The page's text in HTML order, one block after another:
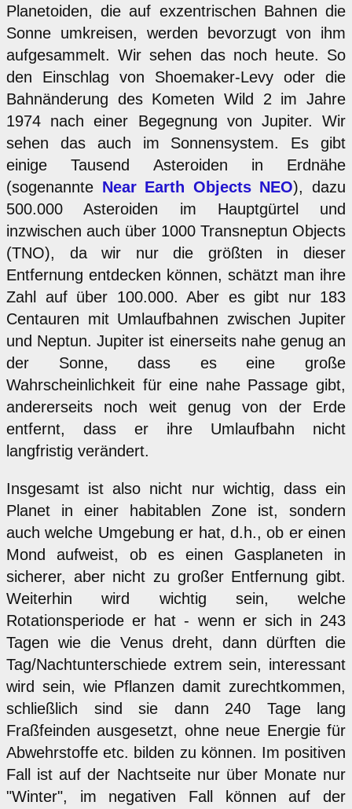
Planetoiden, die auf exzentrischen Bahnen die
Sonne umkreisen, werden bevorzugt von ihm
aufgesammelt. Wir sehen das noch heute. So
den Einschlag von Shoemaker-Levy oder die
Bahnänderung des Kometen Wild 2 im Jahre
1974 nach einer Begegnung von Jupiter. Wir
sehen das auch im Sonnensystem. Es gibt
einige Tausend Asteroiden in Erdnähe
(sogenannte Near Earth Objects NEO), dazu
500.000 Asteroiden im Hauptgürtel und
inzwischen auch über 1000 Transneptun Objects
(TNO), da wir nur die größten in dieser
Entfernung entdecken können, schätzt man ihre
Zahl auf über 100.000. Aber es gibt nur 183
Centauren mit Umlaufbahnen zwischen Jupiter
und Neptun. Jupiter ist einerseits nahe genug an
der Sonne, dass es eine große
Wahrscheinlichkeit für eine nahe Passage gibt,
andererseits noch weit genug von der Erde
entfernt, dass er ihre Umlaufbahn nicht
langfristig verändert.
Insgesamt ist also nicht nur wichtig, dass ein
Planet in einer habitablen Zone ist, sondern
auch welche Umgebung er hat, d.h., ob er einen
Mond aufweist, ob es einen Gasplaneten in
sicherer, aber nicht zu großer Entfernung gibt.
Weiterhin wird wichtig sein, welche
Rotationsperiode er hat - wenn er sich in 243
Tagen wie die Venus dreht, dann dürften die
Tag/Nachtunterschiede extrem sein, interessant
wird sein, wie Pflanzen damit zurechtkommen,
schließlich sind sie dann 240 Tage lang
Fraßfeinden ausgesetzt, ohne neue Energie für
Abwehrstoffe etc. bilden zu können. Im positiven
Fall ist auf der Nachtseite nur über Monate nur
"Winter", im negativen Fall können auf der